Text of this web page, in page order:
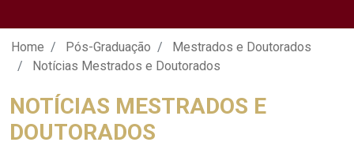
Notícias Mestrados e Doutorados -
Home Pós-Graduação
Mestrados e Doutorados
Notícias Mestrados e Doutorados
NOTÍCIAS MESTRADOS E
DOUTORADOS